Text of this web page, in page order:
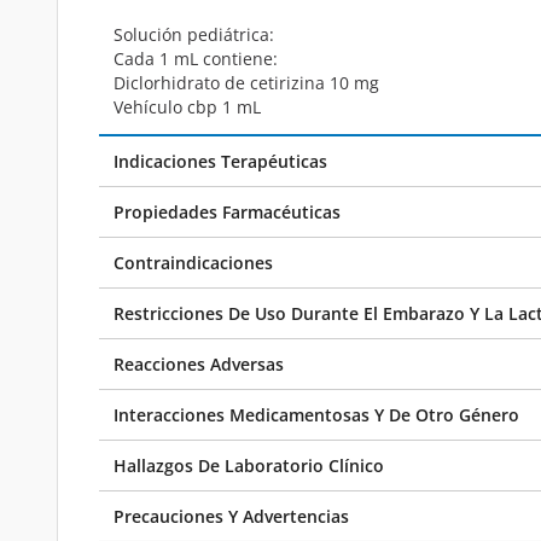
Solución pediátrica:
Cada 1 mL contiene:
Diclorhidrato de cetirizina 10 mg
Vehículo cbp 1 mL
Indicaciones Terapéuticas
Propiedades Farmacéuticas
Contraindicaciones
Restricciones De Uso Durante El Embarazo Y La
Reacciones Adversas
Interacciones Medicamentosas Y De Otro Género
Hallazgos De Laboratorio Clínico
Precauciones Y Advertencias